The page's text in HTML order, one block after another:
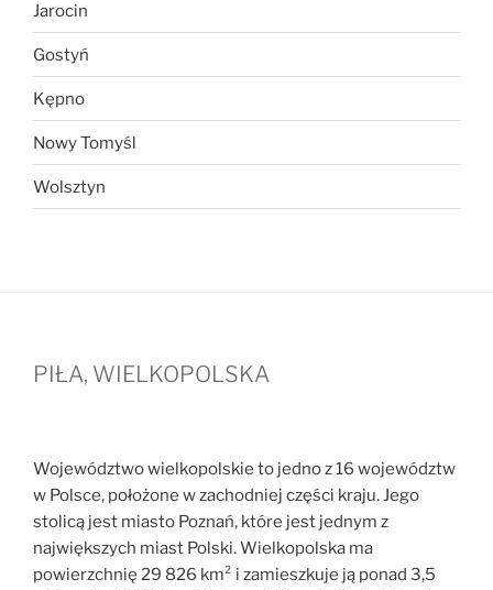
Jarocin
Gostyń
Kępno
Nowy Tomyśl
Wolsztyn
PIŁA, WIELKOPOLSKA
Województwo wielkopolskie to jedno z 16 województw
w Polsce, położone w zachodniej części kraju. Jego
stolicą jest miasto Poznań, które jest jednym z
największych miast Polski. Wielkopolska ma
powierzchnię 29 826 km² i zamieszkuje ją ponad 3,5